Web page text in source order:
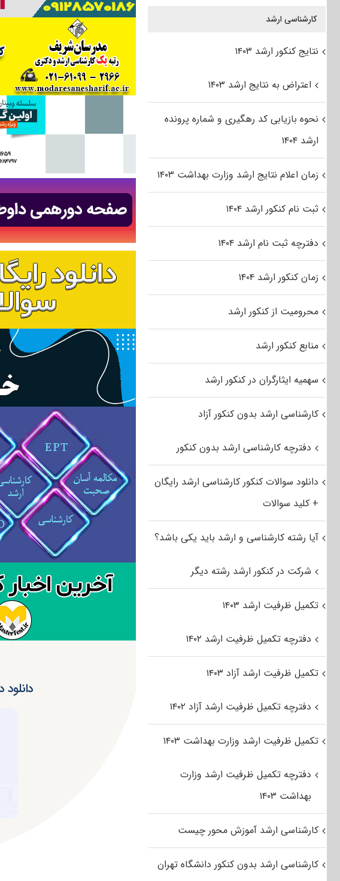
کارشناسی ارشد
نتایج کنکور ارشد ۱۴۰۳
اعتراض به نتایج ارشد ۱۴۰۳
نحوه بازیابی کد رهگیری و شماره پرونده
ارشد ۱۴۰۴
زمان اعلام نتایج ارشد وزارت بهداشت ۱۴۰۳
ثبت نام کنکور ارشد ۱۴۰۴
دفترچه ثبت نام ارشد ۱۴۰۴
زمان کنکور ارشد ۱۴۰۴
محرومیت از کنکور ارشد
منابع کنکور ارشد
سهمیه ایثارگران در کنکور ارشد
کارشناسی ارشد بدون کنکور آزاد
دفترچه کارشناسی ارشد بدون کنکور
دانلود سوالات کنکور کارشناسی ارشد رایگان
+ کلید سوالات
آیا رشته کارشناسی و ارشد باید یکی باشد؟
شرکت در کنکور ارشد رشته دیگر
تکمیل ظرفیت ارشد ۱۴۰۳
دفترچه تکمیل ظرفیت ارشد ۱۴۰۲
تکمیل ظرفیت ارشد آزاد ۱۴۰۳
دفترچه تکمیل ظرفیت ارشد آزاد ۱۴۰۲
تکمیل ظرفیت ارشد وزارت بهداشت ۱۴۰۳
دفترچه تکمیل ظرفیت ارشد وزارت
بهداشت ۱۴۰۳
کارشناسی ارشد آموزش محور چیست
کارشناسی ارشد بدون کنکور دانشگاه تهران